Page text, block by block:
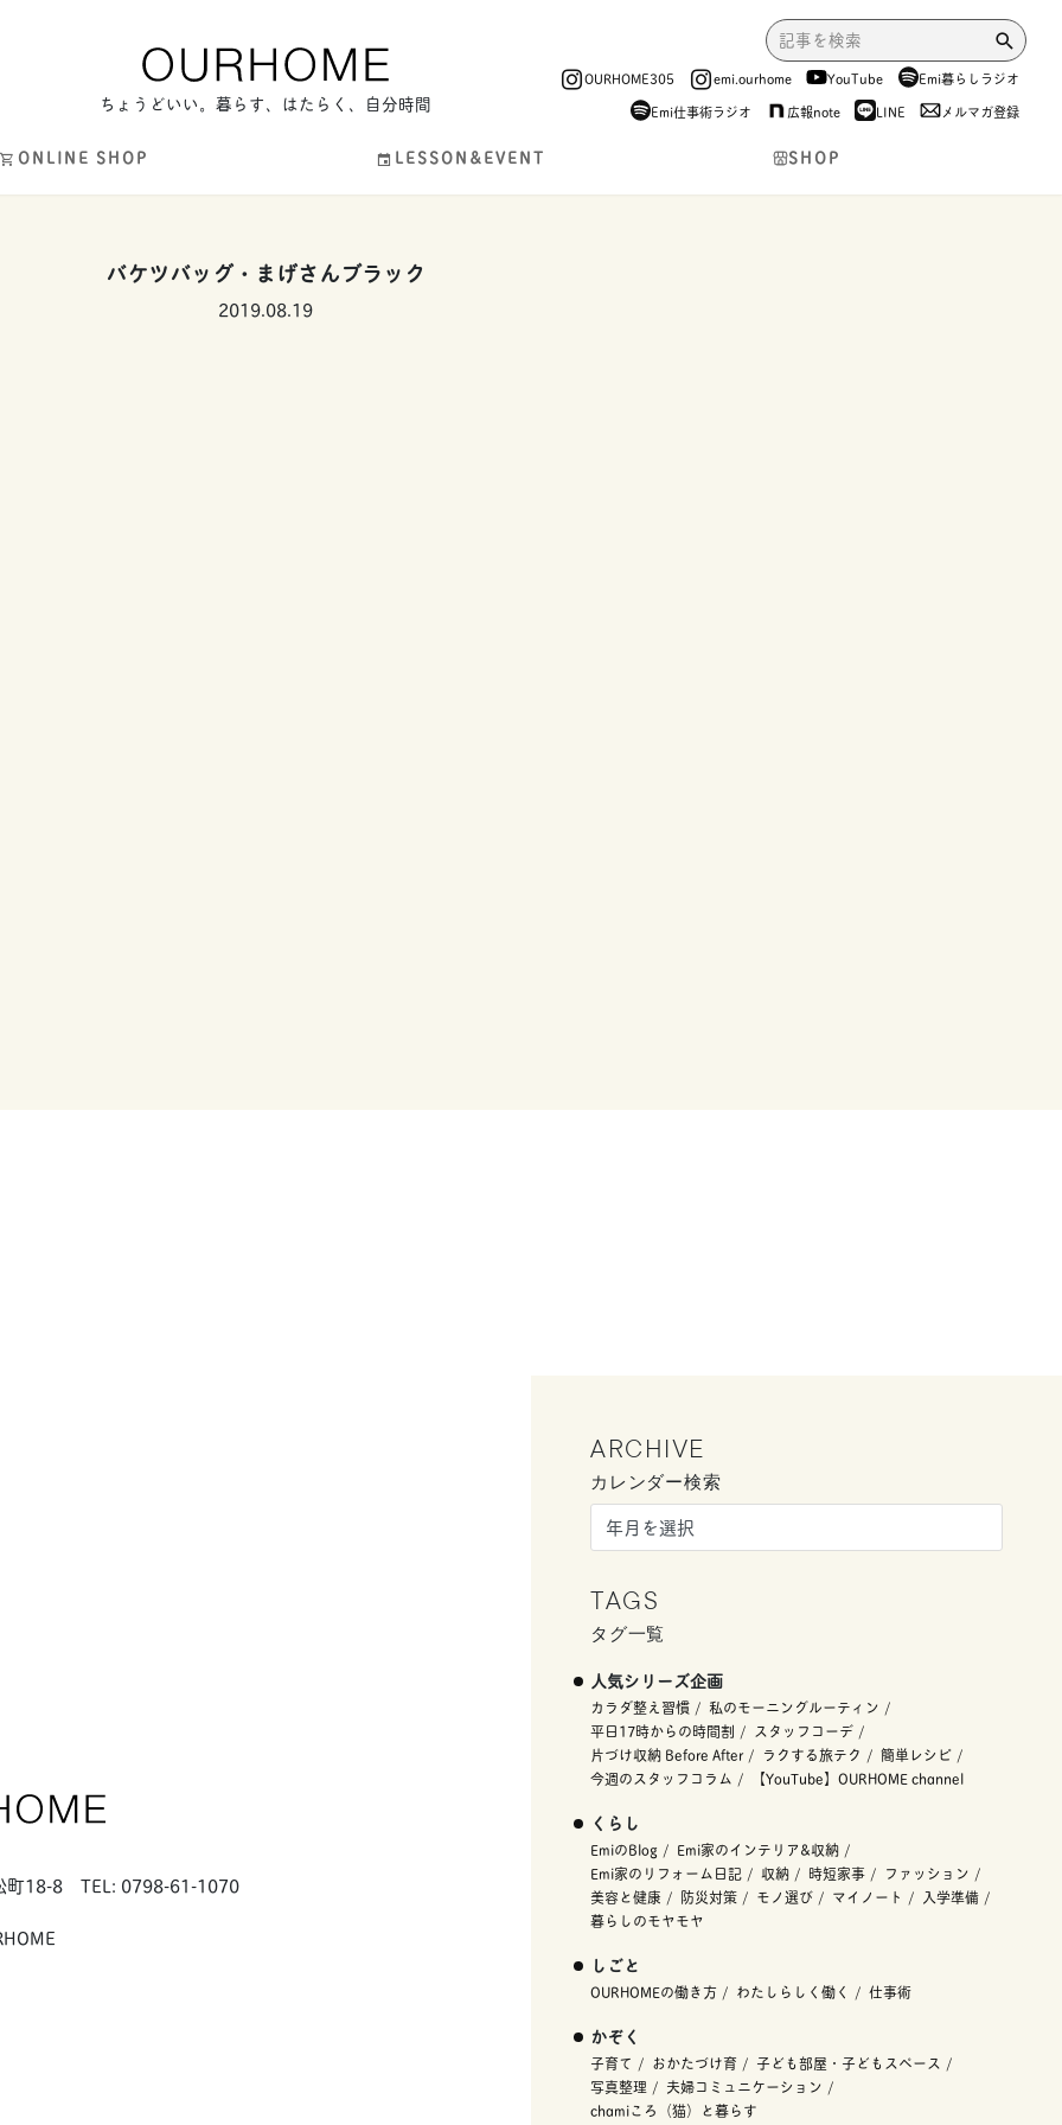
ちょうどいい。暮らす、はたらく、自分時間
OURHOME305 emi.ourhome YouTube
Emi暮らしラジオ
Emi仕事術ラジオ
広報note LINE メルマガ登録
ONLINE SHOP LESSON&EVENT SHOP
バケツバッグ・まげさんブラック
2019.08.19
ARCHIVE
カレンダー検索
TAGS
タグ一覧
人気シリーズ企画
カラダ整え習慣
私のモーニングルーティン
平日17時からの時間割
スタッフコーデ
片づけ収納 Before After
ラクする旅テク
簡単レシピ
今週のスタッフコラム
【YouTube】OURHOME channel
くらし
EmiのBlog
Emi家のインテリア&収納
Emi家のリフォーム日記
収納 時短家事
ファッション
美容と健康
防災対策 モノ選び マイノート
入学準備
暮らしのモヤモヤ
しごと
OURHOMEの働き方 わたしらしく働く 仕事術
かぞく
子育て おかたづけ育
子ども部屋・子どもスペース
写真整理
夫婦コミュニケーション
chamiころ（猫）と暮らす
町18-8 TEL: 0798-61-1070